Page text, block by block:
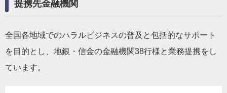
提携先金融機関
全国各地域でのハラルビジネスの普及と包括的なサポート
を目的とし、地銀・信金の金融機関38行様と業務提携をし
ています。